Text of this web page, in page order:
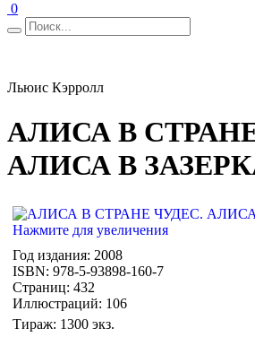
0
Льюис Кэрролл
АЛИСА В
АЛИСА В
Год издания: 2008
ISBN: 978-5-93898-160-7
Страниц: 432
Иллюстраций: 106
Тираж: 1300 экз.